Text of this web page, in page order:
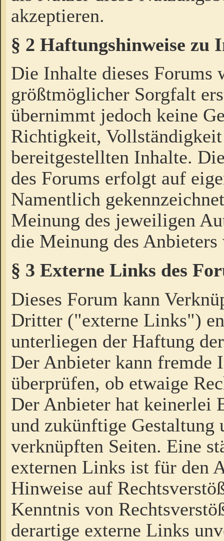
akzeptieren.
§ 2 Haftungshinweise zu
Die Inhalte dieses Forums
größtmöglicher Sorgfalt
übernimmt jedoch keine
Richtigkeit,
bereitgestellten Inhalte.
des Forums erfolgt auf
Namentlich
Meinung des jeweiligen
die Meinung des Anbieters
§ 3 Externe Links des
Dieses Forum kann
Dritter ("externe Links")
unterliegen der Haftung
Der Anbieter kann fremde
überprüfen, ob etwaige
Der Anbieter hat keinerlei
und zukünftige Gestaltung
verknüpften Seiten. Eine
externen Links ist für den
Hinweise auf
Kenntnis von
derartige externe Links